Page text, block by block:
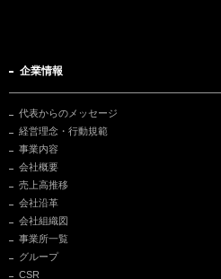
企業情報
代表からのメッセージ
経営理念・行動規範
事業内容
会社概要
売上高推移
会社沿革
会社組織図
事業所一覧
グループ
CSR